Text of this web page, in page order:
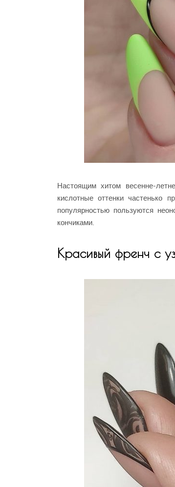
Настоящим хитом весенне-
кислотные оттенки частенько
популярностью пользуются
кончиками.
Красивый френч с